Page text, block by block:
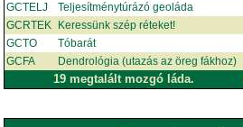
GCTELJ
Teljesítménytúrázó geoláda
GCRTEK
Keressünk szép réteket!
GCTO
Tóbarát
GCFA
Dendrológia (utazás az öreg fákhoz)
19 megtalált mozgó láda.